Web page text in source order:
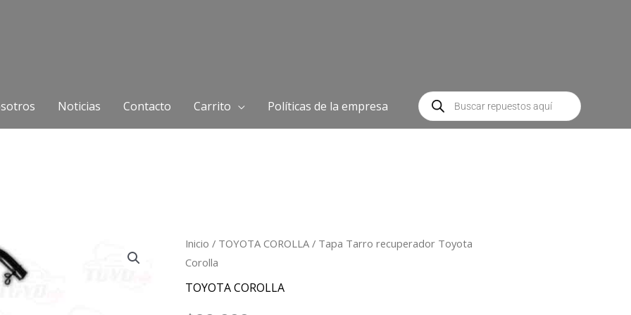
Noticias Contacto Carrito Políticas de la empresa
Búsqueda
de
productos
Inicio / TOYOTA COROLLA / Tapa Tarro recuperador Toyota
Corolla
TOYOTA COROLLA
Tapa
Tarro
recuperador